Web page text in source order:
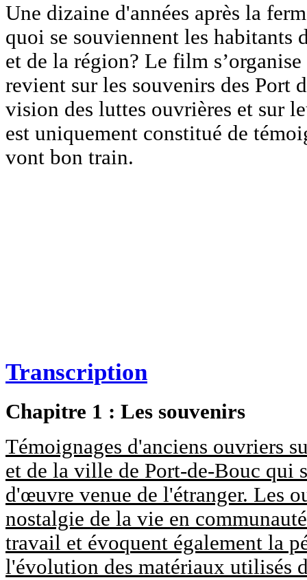
Une dizaine d'années après la
quoi se souviennent les habitants
et de la région? Le film
revient sur les souvenirs des Port
vision des luttes ouvrières et sur
est uniquement constitué de
vont bon train.
Transcription
Chapitre 1 : Les souvenirs
Témoignages d'anciens ouvriers
et de la ville de Port-de-Bouc qui
d'œuvre venue de l'étranger. Les
nostalgie de la vie en
travail et évoquent également la
l'évolution des matériaux utilisés